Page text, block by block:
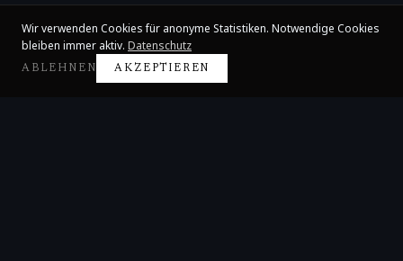
Wir verwenden Cookies für anonyme Statistiken. Notwendige Cookies
bleiben immer aktiv. Datenschutz
ABLEHNEN AKZEPTIEREN